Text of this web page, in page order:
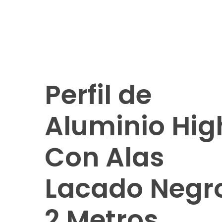
Perfil de
Aluminio
Con Alas
Lacado